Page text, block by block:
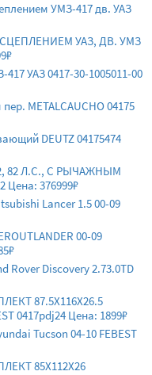
УМЗ-417 дв. УАЗ
УАЗ, ДВ. УМЗ
УАЗ 0417-30-1005011-00
METALCAUCHO 04175
DEUTZ 04175474
82 Л.С., С РЫЧАЖНЫМ
Цена: 376999₽
Lancer 1.5 00-09
00-09
Rover Discovery 2.73.0TD
87.5X116X26.5
0417pdj24 Цена: 1899₽
Tucson 04-10 FEBEST
85X112X26